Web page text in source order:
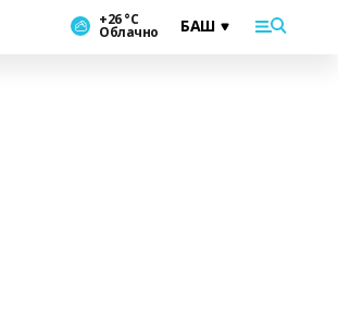
+26 °С
Облачно